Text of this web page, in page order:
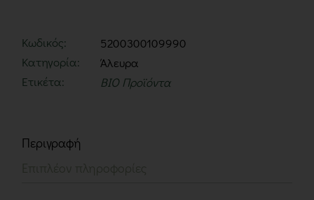
Κωδικός:
5200300109990
Κατηγορία:
Άλευρα
Ετικέτα:
BIO Προϊόντα
Περιγραφή